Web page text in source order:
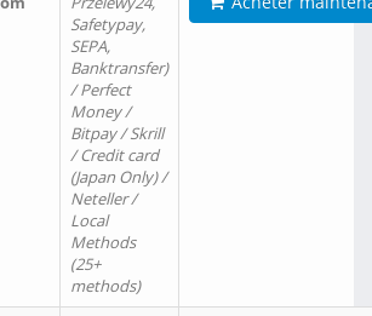
Safetypay,
SEPA,
Banktransfer)
/ Perfect
Money /
Bitpay / Skrill
/ Credit card
(Japan Only) /
Neteller /
Local
Methods
(25+
methods)